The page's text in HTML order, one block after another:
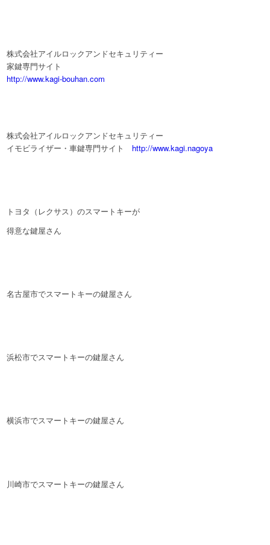
株式会社アイルロックアンドセキュリティー
家鍵専門サイト
http://www.kagi-bouhan.com
株式会社アイルロックアンドセキュリティー
イモビライザー・車鍵専門サイト http://www.kagi.nagoya
トヨタ（レクサス）のスマートキーが
得意な鍵屋さん
名古屋市でスマートキーの鍵屋さん
浜松市でスマートキーの鍵屋さん
横浜市でスマートキーの鍵屋さん
川崎市でスマートキーの鍵屋さん